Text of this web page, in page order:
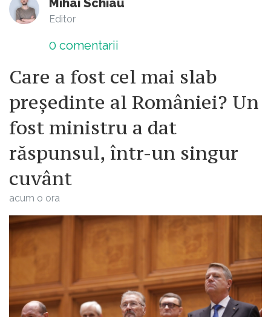
Mihai Schiau
Editor
0 comentarii
Care a fost cel mai slab
președinte al României? Un
fost ministru a dat
răspunsul, într-un singur
cuvânt
acum o ora